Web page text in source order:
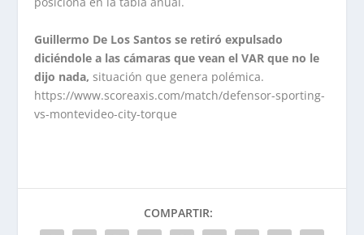
Guillermo De Los Santos se retiró expulsado
diciéndole a las cámaras que vean el VAR que no le
dijo nada,situación que genera polémica.
https://www.scoreaxis.com/match/defensor-sporting-
vs-montevideo-city-torque
COMPARTIR: